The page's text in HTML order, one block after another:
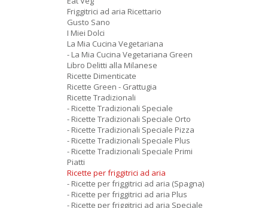
Friggitrici ad aria Ricettario
Gusto Sano
I Miei Dolci
La Mia Cucina Vegetariana
- La Mia Cucina Vegetariana Green
Libro Delitti alla Milanese
Ricette Dimenticate
Ricette Green - Grattugia
Ricette Tradizionali
- Ricette Tradizionali Speciale
- Ricette Tradizionali Speciale Orto
- Ricette Tradizionali Speciale Pizza
- Ricette Tradizionali Speciale Plus
- Ricette Tradizionali Speciale Primi
Piatti
Ricette per friggitrici ad aria
- Ricette per friggitrici ad aria (Spagna)
- Ricette per friggitrici ad aria Plus
- Ricette per friggitrici ad aria Speciale